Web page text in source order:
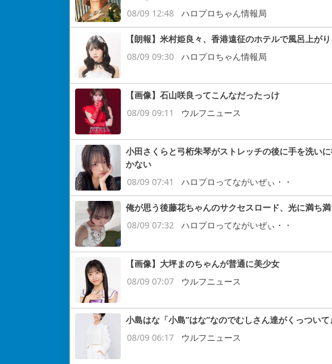
08/09 12:48
ハロプロちゃん情報局
【朗報】米村姫良々、香港遠征のホテルで風呂上が
08/09 09:30
ハロプロちゃん情報局
【画像】石山咲良ってこんなだったっけ
08/09 09:11
ウルフニュース
小田さくらと弓桁朱琴がストレッチの後に手を洗い
かない
08/09 07:41
ハロプロってながいぜぃ・・
俺が思う後藤花ちゃんのサクセスロード、光に満ち
08/09 07:32
ハロプロってながいぜぃ・・
【画像】大坪まのちゃんが普通に美少女
08/09 07:07
ウルフニュース
小島はな「小島”はな”なのでむしさん達がくっついて
08/09 06:17
ウルフニュース